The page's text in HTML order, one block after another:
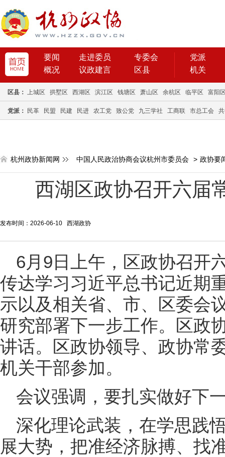
要闻 走进委员
专委会
概况
议政建言 区县
党派
机关
区县： 上城区 拱墅区 西湖区 滨江区 钱塘区 萧山区 余杭区 临平区 富阳
党派： 民革 民盟 民建 民进 农工党 致公党 九三学社 工商联 市总工会
杭州政协新闻网 中国人民政治协商会议杭州市委员会 > 政协要
西湖区政协召开六届
发布时间：2026-06-10 西湖政协
6月9日上午，区政协召开
传达学习习近平总书记近期
示以及相关省、市、区委会
研究部署下一步工作。区政
讲话。区政协领导、政协常
机关干部参加。
会议强调，要扎实做好下
深化理论武装，在学思践
展大势，把准经济脉搏、找